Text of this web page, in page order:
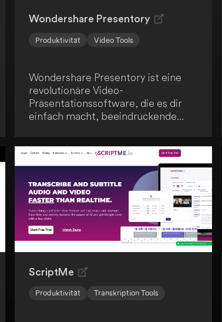
Wondershare Presentory
Produktivität Video Tools
Wondershare Presentory ist eine
revolutionäre Video-
Präsentationssoftware, die es dir
einfach macht, beeindruckende
bringst du deine Botschaft sicher
bei deinem Publikum an.
ScriptMe
Produktivität Transkription Tools